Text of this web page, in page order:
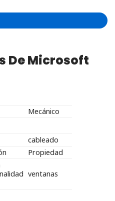
De Microsoft
Mecánico
cableado
Propiedad
ventanas